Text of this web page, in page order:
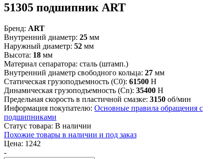
51305 подшипник ART
Бренд: ART
Внутренний диаметр: 25 мм
Наружный диаметр: 52 мм
Высота: 18 мм
Материал сепаратора: сталь (штамп.)
Внутренний диаметр свободного кольца: 27 мм
Статическая грузоподъемность (C0): 61500 Н
Динамическая грузоподъемность (Cn): 35400 Н
Предельная скорость в пластичной смазке: 3150 об/мин
Информация покупателю: Основные правила обращения с
подшипниками
Статус товара: В наличии
Похожие товары в наличии и под заказ
Цена: 1242
-